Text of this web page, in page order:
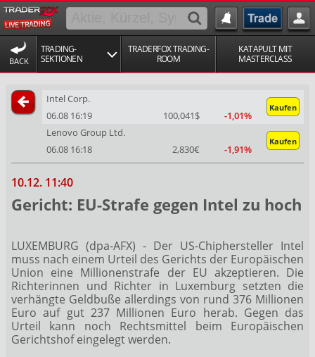
BACK
TRADING-
SEKTIONEN
TRADERFOX TRADING-
ROOM
KATAPULT MIT
MASTERCLASS
Intel Corp.
Kaufen
06.08 16:19 100,041$
-1,01%
Lenovo Group Ltd.
Kaufen
06.08 16:18 2,830€ -1,91%
10.12. 11:40
Gericht: EU-Strafe gegen Intel zu hoch
LUXEMBURG (dpa-AFX) - Der US-Chiphersteller Intel
muss nach einem Urteil des Gerichts der Europäischen
Union eine Millionenstrafe der EU akzeptieren. Die
Richterinnen und Richter in Luxemburg setzten die
verhängte Geldbuße allerdings von rund 376 Millionen
Euro auf gut 237 Millionen Euro herab. Gegen das
Urteil kann noch Rechtsmittel beim Europäischen
Gerichtshof eingelegt werden.